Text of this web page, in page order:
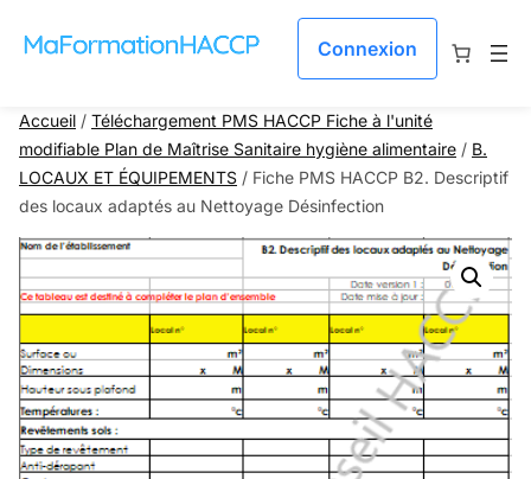
Connexion
Accueil / Téléchargement PMS HACCP Fiche à l'unité
modifiable Plan de Maîtrise Sanitaire hygiène alimentaire / B.
LOCAUX ET ÉQUIPEMENTS / Fiche PMS HACCP B2. Descriptif
des locaux adaptés au Nettoyage Désinfection